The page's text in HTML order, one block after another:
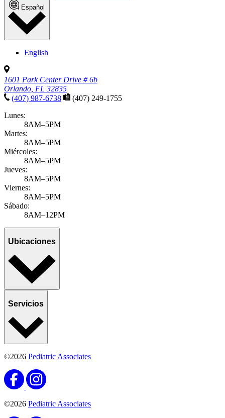
Español
English
1601 Park Center Drive # 6b
Orlando, FL 32835
(407) 987-6738
(407) 249-1755
Lunes:
8AM–5PM
Martes:
8AM–5PM
Miércoles:
8AM–5PM
Jueves:
8AM–5PM
Viernes:
8AM–5PM
Sábado:
8AM–12PM
Ubicaciones
Servicios
©2026 Pediatric Associates
©2026 Pediatric Associates